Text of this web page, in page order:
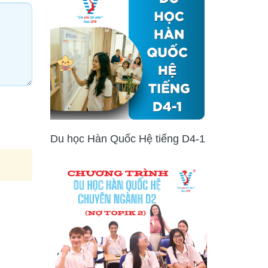
Du học Hàn Quốc Hệ tiếng D4-1